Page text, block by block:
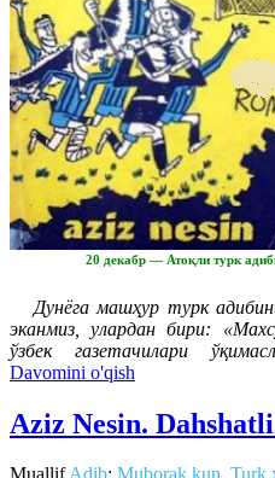
20 декабр — Атоқли турк
Дунёга машҳур турк
эканмиз, улардан бири:
ўзбек газетачилари
Davomini o'qish
Aziz Nesin.